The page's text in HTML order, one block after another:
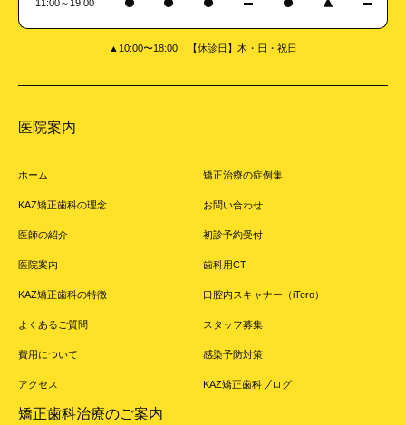
11:00～19:00
▲10:00〜18:00 【休診日】木・日・祝日
医院案内
ホーム
KAZ矯正歯科の理念
医師の紹介
医院案内
KAZ矯正歯科の特徴
よくあるご質問
費用について
アクセス
矯正治療の症例集
お問い合わせ
初診予約受付
歯科用CT
口腔内スキャナー（iTero）
スタッフ募集
感染予防対策
KAZ矯正歯科ブログ
矯正歯科治療のご案内